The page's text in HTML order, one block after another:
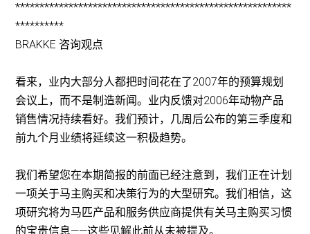
*********************************************************
**********
BRAKKE 咨询观点
看来，业内大部分人都把时间花在了2007年的预算规划
会议上，而不是制造新闻。业内反馈对2006年动物产品
销售情况持续看好。我们预计，几周后公布的第三季度和
前九个月业绩将延续这一积极趋势。
我们希望您在本期简报的前面已经注意到，我们正在计划
一项关于马主购买和决策行为的大型研究。我们相信，这
项研究将为马匹产品和服务供应商提供有关马主购买习惯
的宝贵信息——这些见解此前从未被提及。